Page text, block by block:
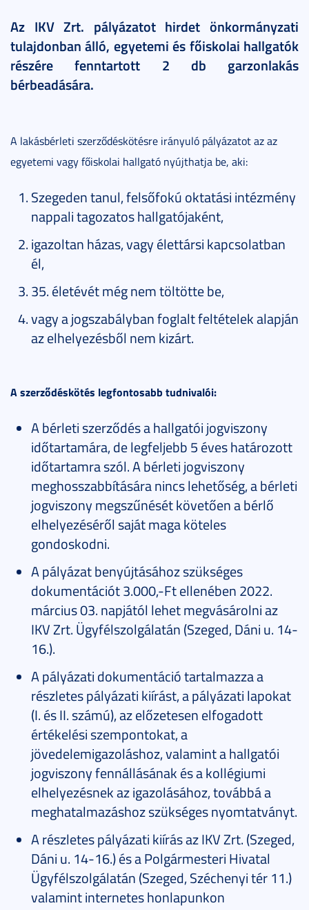
Az IKV Zrt. pályázatot hirdet önkormányzati
tulajdonban álló, egyetemi és főiskolai hallgatók
részére fenntartott 2 db garzonlakás
bérbeadására.
A lakásbérleti szerződéskötésre irányuló pályázatot az az
egyetemi vagy főiskolai hallgató nyújthatja be, aki:
Szegeden tanul, felsőfokú oktatási intézmény
nappali tagozatos hallgatójaként,
igazoltan házas, vagy élettársi kapcsolatban
él,
35. életévét még nem töltötte be,
vagy a jogszabályban foglalt feltételek alapján
az elhelyezésből nem kizárt.
A szerződéskötés legfontosabb tudnivalói:
A bérleti szerződés a hallgatói jogviszony
időtartamára, de legfeljebb 5 éves határozott
időtartamra szól. A bérleti jogviszony
meghosszabbítására nincs lehetőség, a bérleti
jogviszony megszűnését követően a bérlő
elhelyezéséről saját maga köteles
gondoskodni.
A pályázat benyújtásához szükséges
dokumentációt 3.000,-Ft ellenében 2022.
március 03. napjától lehet megvásárolni az
IKV Zrt. Ügyfélszolgálatán (Szeged, Dáni u. 14-
16.).
A pályázati dokumentáció tartalmazza a
részletes pályázati kiírást, a pályázati lapokat
(I. és II. számú), az előzetesen elfogadott
értékelési szempontokat, a
jövedelemigazoláshoz, valamint a hallgatói
jogviszony fennállásának és a kollégiumi
elhelyezésnek az igazolásához, továbbá a
meghatalmazáshoz szükséges nyomtatványt.
A részletes pályázati kiírás az IKV Zrt. (Szeged,
Dáni u. 14-16.) és a Polgármesteri Hivatal
Ügyfélszolgálatán (Szeged, Széchenyi tér 11.)
valamint internetes honlapunkon